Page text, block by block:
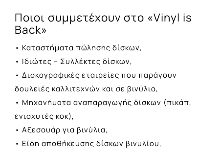
Ποιοι συμμετέχουν στο «Vinyl is
Back»
• Καταστήματα πώλησης δίσκων,
• Ιδιώτες – Συλλέκτες δίσκων,
• Δισκογραφικές εταιρείες που παράγουν
δουλειές καλλιτεχνών και σε βινύλιο,
• Μηχανήματα αναπαραγωγής δίσκων (πικάπ,
ενισχυτές κοκ),
• Αξεσουάρ για βινύλια,
• Είδη αποθήκευσης δίσκων βινυλίου,